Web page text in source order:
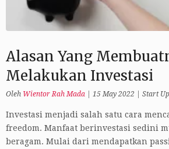
Alasan Yang
Melakukan Investasi
Oleh Wientor Rah Mada 15 May 2022 Start Up
Investasi menjadi salah satu cara
freedom. Manfaat berinvestasi sedini
beragam. Mulai dari mendapatkan